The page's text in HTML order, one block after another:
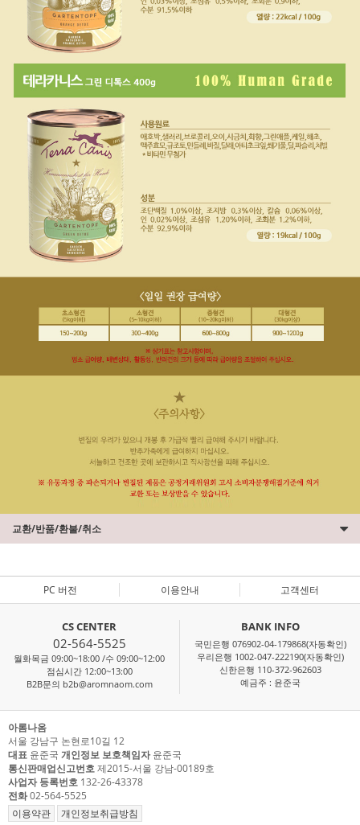
교환/반품/환불/취소
PC 버전 이용안내 고객센터
CS CENTER
02-564-5525
월화목금 09:00~18:00 /수 09:00~12:00
점심시간 12:00~13:00
B2B문의 b2b@aromnaom.com
BANK INFO
국민은행 076902-04-179868(자동확인)
우리은행 1002-047-222190(자동확인)
신한은행 110-372-962603
예금주 : 윤준국
아롬나옴
서울 강남구 논현로10길 12
대표 윤준국 개인정보 보호책임자윤준국
통신판매업신고번호제2015-서울 강남-00189호
사업자 등록번호 132-26-43378
전화02-564-5525
이용약관
개인정보취급방침